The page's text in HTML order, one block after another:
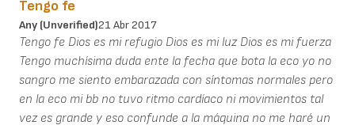
Tengo fe
Any (unverified)21 Abr 2017
Tengo fe Dios es mi refugio Dios es mi luz Dios es mi fuerza
Tengo muchísima duda ente la fecha que bota la eco yo no
sangro me siento embarazada con síntomas normales pero
en la eco mi bb no tuvo ritmo cardíaco ni movimientos tal
vez es grande y eso confunde a la máquina no me haré un